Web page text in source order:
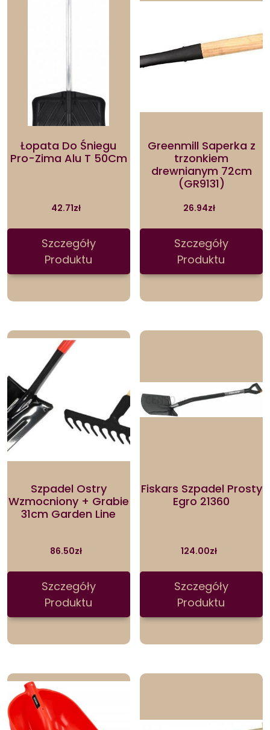
Łopata Do Śniegu
Pro-Zima Alu T 50Cm
42.71zł
Szczegóły
Produktu
Greenmill Saperka z
trzonkiem
drewnianym 72cm
(GR9131)
26.94zł
Szczegóły
Produktu
Szpadel Ostry
Wzmocniony + Grabie
31cm Garden Line
86.50zł
Szczegóły
Produktu
Fiskars Szpadel Prosty
Egro 21360
124.00zł
Szczegóły
Produktu